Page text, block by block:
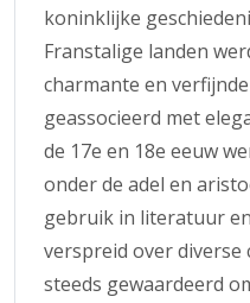
koninklijke
Franstalige landen
charmante en
geassocieerd met
de 17e en 18e eeuw
onder de adel en
gebruik in literatuur
verspreid over
steeds gewaardeerd